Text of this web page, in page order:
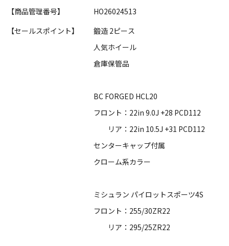
【商品管理番号】
HO26024513
【セールスポイント】
鍛造 2ピース
人気ホイール
倉庫保管品
BC FORGED HCL20
フロント：22in 9.0J +28 PCD112
リア：22in 10.5J +31 PCD112
センターキャップ付属
クローム系カラー
ミシュラン パイロットスポーツ4S
フロント：255/30ZR22
リア：295/25ZR22